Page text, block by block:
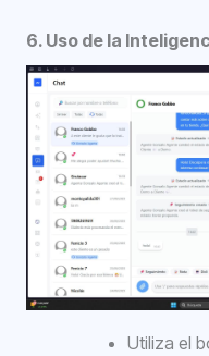
6. Uso de la
Utiliza el